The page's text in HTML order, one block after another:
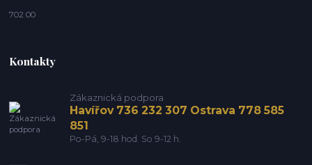
702 00
Kontakty
Zákaznická podpora
Havířov 736 232 307 Ostrava 778 585
851
Po-Pá, 9-18 hod. So 9-12 h.